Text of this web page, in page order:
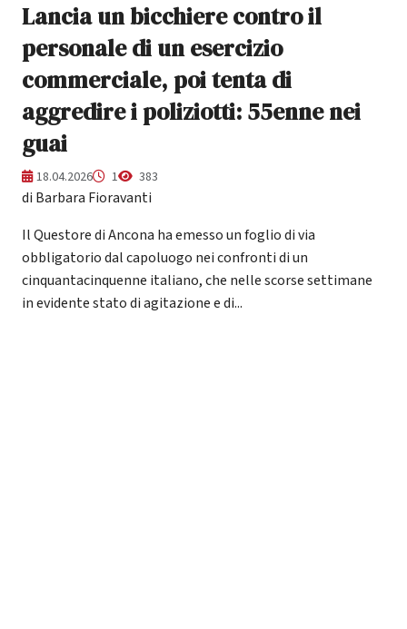
Lancia un bicchiere contro il
personale di un esercizio
commerciale, poi tenta di
aggredire i poliziotti: 55enne nei
guai
18.04.2026 1 383
di Barbara Fioravanti
Il Questore di Ancona ha emesso un foglio di via
obbligatorio dal capoluogo nei confronti di un
cinquantacinquenne italiano, che nelle scorse settimane
in evidente stato di agitazione e di...